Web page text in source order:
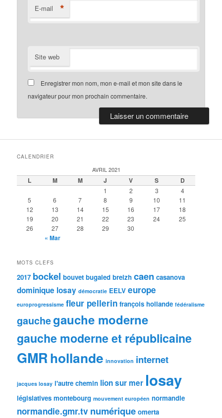
E-mail *
Site web
Enregistrer mon nom, mon e-mail et mon site dans le
navigateur pour mon prochain commentaire.
CALENDRIER
AVRIL 2021
L M M J V S D
1 2 3
4
5
6 7 8 9 10
11
12
13 14 15 16 17
18
19
20 21 22 23 24
25
26
27 28 29 30
« Mar
MOTS CLEFS
2017 bockel bouvet bugaled breizh caen casanova
dominique losay démocratie EELV europe
europrogressisme fleur pellerin françois hollande fédéralisme
gauchegauche moderne
gauche moderne et républicaine
GMRhollande innovation internet
jacques losay l'autre chemin lion sur mer losay
législatives montebourg mouvement européen normandie
normandie.gmr.tv numérique omerta